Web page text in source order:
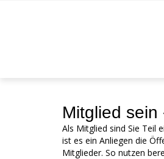
Mitglied sein
Als Mitglied sind Sie Teil
ist es ein Anliegen die
Mitglieder. So nutzen